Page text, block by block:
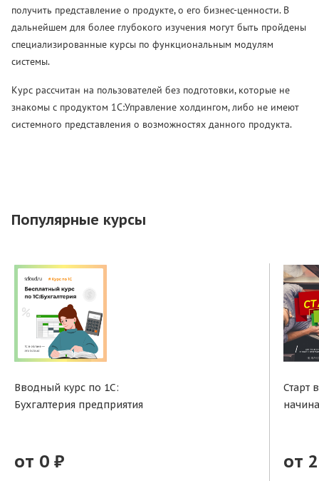
получить представление о продукте, о его бизнес-ценности. В
дальнейшем для более глубокого изучения могут быть пройдены
специализированные курсы по функциональным модулям
системы.
Курс рассчитан на пользователей без подготовки, которые не
знакомы с продуктом 1С:Управление холдингом, либо не имеют
системного представления о возможностях данного продукта.
Популярные курсы
Вводный курс по 1С:
Бухгалтерия предприятия
от 0 ₽
Старт
от